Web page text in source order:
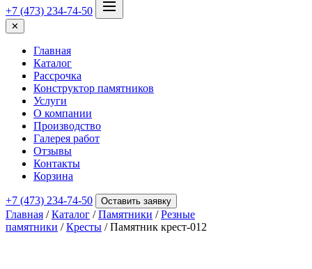
+7 (473) 234-74-50
✕
Главная
Каталог
Рассрочка
Конструктор памятников
Услуги
О компании
Производство
Галерея работ
Отзывы
Контакты
Корзина
+7 (473) 234-74-50 Оставить заявку
Главная /Каталог /Памятники /Резные
памятники /Кресты / Памятник крест-012